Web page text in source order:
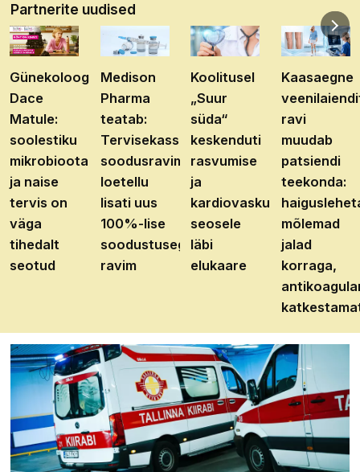
Partnerite uudised
Günekoloog
Dace
Matule:
soolestiku
mikrobioota
ja naise
tervis on
väga
tihedalt
seotud
Medison
Pharma
teatab:
Tervisekassa
soodusravimite
loetellu
lisati uus
100%-lise
soodustusega
ravim
Koolitusel
„Suur
süda“
keskenduti
rasvumise
ja
kardiovaskulaarhaiguste
seosele
läbi
elukaare
Kaasaegne
ravi
muudab
patsiendi
teekonda:
mõlemad
jalad
korraga,